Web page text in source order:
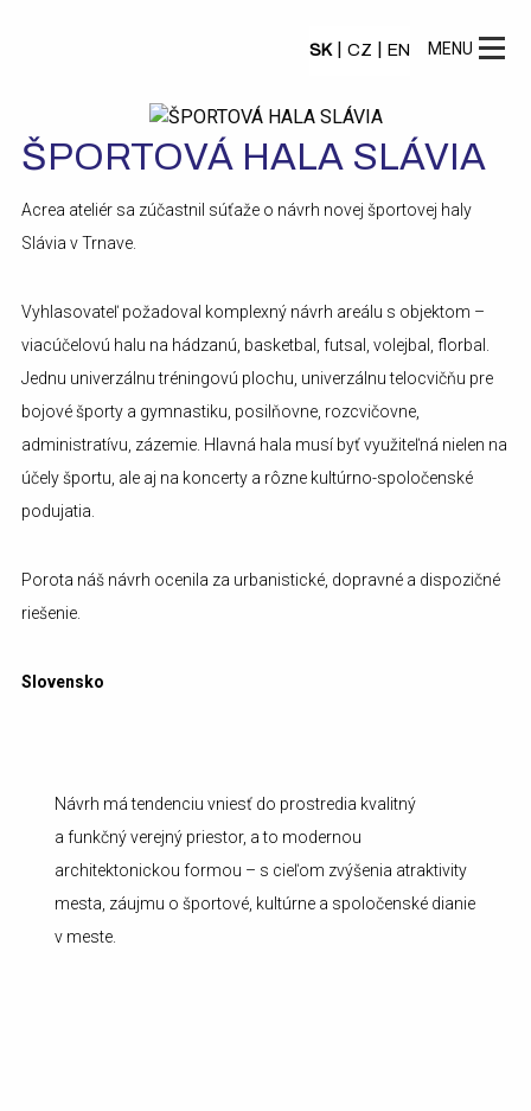
MENU
SK| CZ | EN
ŠPORTOVÁ HALA SLÁVIA
Acrea ateliér sa zúčastnil súťaže o návrh novej športovej haly
Slávia v Trnave.
Vyhlasovateľ požadoval komplexný návrh areálu s objektom –
viacúčelovú halu na hádzanú, basketbal, futsal, volejbal, florbal.
Jednu univerzálnu tréningovú plochu, univerzálnu telocvičňu pre
bojové športy a gymnastiku, posilňovne, rozcvičovne,
administratívu, zázemie. Hlavná hala musí byť využiteľná nielen na
účely športu, ale aj na koncerty a rôzne kultúrno-spoločenské
podujatia.
Porota náš návrh ocenila za urbanistické, dopravné a dispozičné
riešenie.
Slovensko
Návrh má tendenciu vniesť do prostredia kvalitný
a funkčný verejný priestor, a to modernou
architektonickou formou – s cieľom zvýšenia atraktivity
mesta, záujmu o športové, kultúrne a spoločenské dianie
v meste.